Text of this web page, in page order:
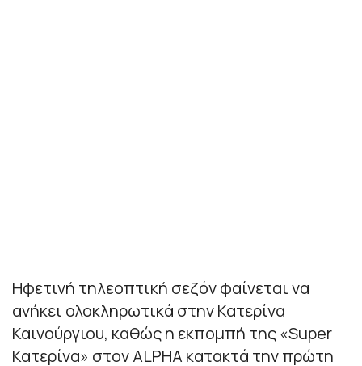
Ηφετινή τηλεοπτική σεζόν φαίνεται να
ανήκει ολοκληρωτικά στην Κατερίνα
Καινούργιου, καθώς η εκπομπή της «Super
Κατερίνα» στον ALPHA κατακτά την πρώτη